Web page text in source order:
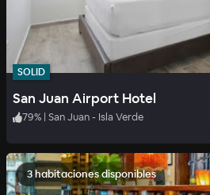
SOLID
San Juan Airport Hotel
79% | San Juan - Isla Verde
3 habitaciones disponibles